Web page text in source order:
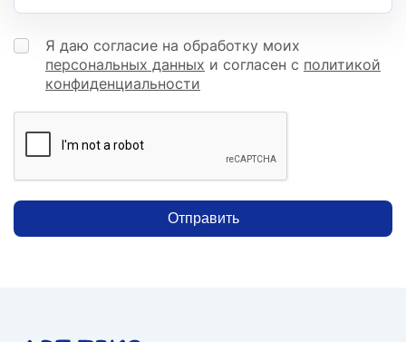
Я даю согласие на обработку моих
персональных данных и согласен с политикой
конфиденциальности
Отправить